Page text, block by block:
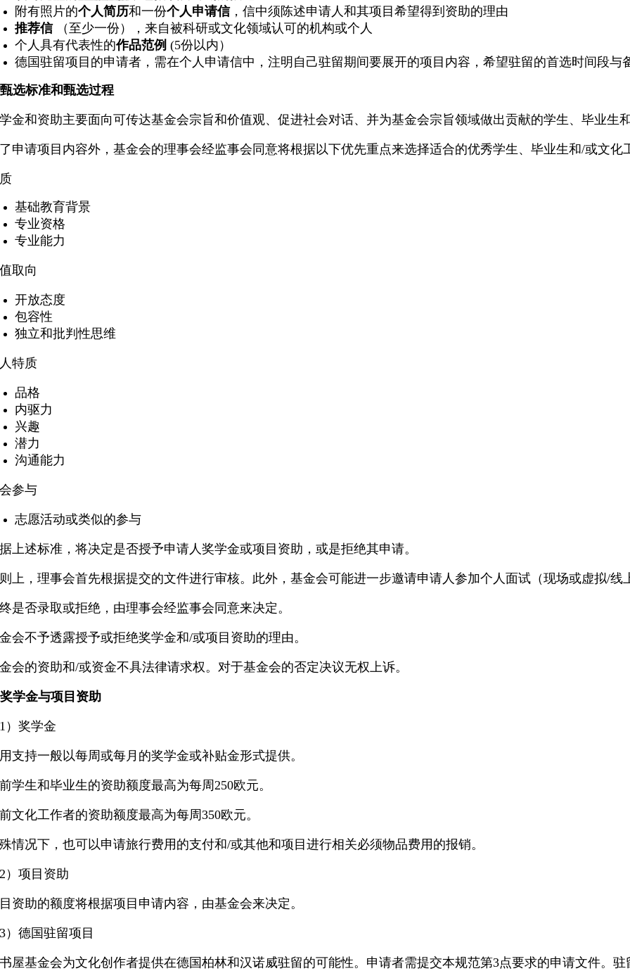
附有照片的个人简历和一份个人申请信，信中须陈述申请人和其项目希望得到资助的理由
推荐信（至少一份），来自被科研或文化领域认可的机构或个人
个人具有代表性的作品范例 (5份以内）
德国驻留项目的申请者，需在个人申请信中，注明自己驻留期间要展开的项目内容，希望驻留的首选时间段与
选标准和甄选过程
金和资助主要面向可传达基金会宗旨和价值观、促进社会对话、并为基金会宗旨领域做出贡献的学生、毕业生
申请项目内容外，基金会的理事会经监事会同意将根据以下优先重点来选择适合的优秀学生、毕业生和/或文化
基础教育背景
专业资格
专业能力
取向
开放态度
包容性
独立和批判性思维
特质
品格
内驱力
兴趣
潜力
沟通能力
参与
志愿活动或类似的参与
上述标准，将决定是否授予申请人奖学金或项目资助，或是拒绝其申请。
上，理事会首先根据提交的文件进行审核。此外，基金会可能进一步邀请申请人参加个人面试（现场或虚拟/线
是否录取或拒绝，由理事会经监事会同意来决定。
会不予透露授予或拒绝奖学金和/或项目资助的理由。
会的资助和/或资金不具法律请求权。对于基金会的否定决议无权上诉。
学金与项目资助
）奖学金
支持一般以每周或每月的奖学金或补贴金形式提供。
学生和毕业生的资助额度最高为每周250欧元。
文化工作者的资助额度最高为每周350欧元。
情况下，也可以申请旅行费用的支付和/或其他和项目进行相关必须物品费用的报销。
）项目资助
资助的额度将根据项目申请内容，由基金会来决定。
）德国驻留项目
屋基金会为文化创作者提供在德国柏林和汉诺威驻留的可能性。申请者需提交本规范第3点要求的申请文件。